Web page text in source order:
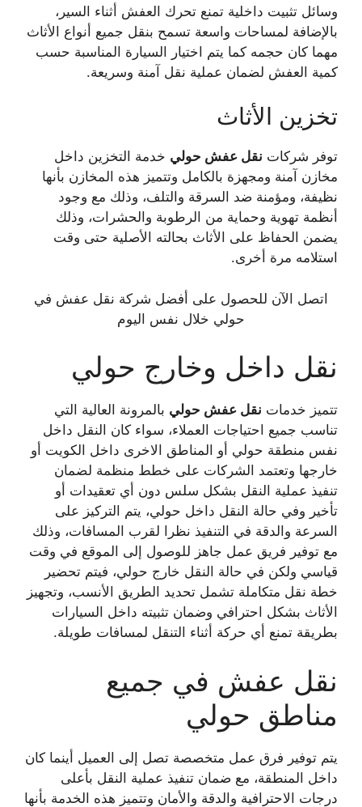
وسائل تثبيت داخلية تمنع تحرك العفش أثناء السير،
بالإضافة لمساحات واسعة تسمح بنقل جميع أنواع الأثاث
مهما كان حجمه كما يتم اختيار السيارة المناسبة حسب
كمية العفش لضمان عملية نقل آمنة وسريعة.
تخزين الأثاث
توفر شركات نقل عفش حولي خدمة التخزين داخل
مخازن آمنة ومجهزة بالكامل وتتميز هذه المخازن بأنها
نظيفة، ومؤمنة ضد السرقة والتلف، وذلك مع وجود
أنظمة تهوية وحماية من الرطوبة والحشرات، وذلك
يضمن الحفاظ على الأثاث بحالته الأصلية حتى وقت
استلامه مرة أخرى.
اتصل الآن للحصول على أفضل شركة نقل عفش في
حولي خلال نفس اليوم
نقل داخل وخارج حولي
تتميز خدمات نقل عفش حولي بالمرونة العالية التي
تناسب جميع احتياجات العملاء، سواء كان النقل داخل
نفس منطقة حولي أو المناطق الاخرى داخل الكويت أو
خارجها وتعتمد الشركات على خطط منظمة لضمان
تنفيذ عملية النقل بشكل سلس دون أي تعقيدات أو
تأخير وفي حالة النقل داخل حولي، يتم التركيز على
السرعة والدقة في التنفيذ نظرا لقرب المسافات، وذلك
مع توفير فريق عمل جاهز للوصول إلى الموقع في وقت
قياسي ولكن في حالة النقل خارج حولي، فيتم تحضير
خطة نقل متكاملة تشمل تحديد الطريق الأنسب، وتجهيز
الأثاث بشكل احترافي وضمان تثبيته داخل السيارات
بطريقة تمنع أي حركة أثناء التنقل لمسافات طويلة.
نقل عفش في جميع
مناطق حولي
يتم توفير فرق عمل متخصصة تصل إلى العميل أينما كان
داخل المنطقة، مع ضمان تنفيذ عملية النقل بأعلى
درجات الاحترافية والدقة والأمان وتتميز هذه الخدمة بأنها